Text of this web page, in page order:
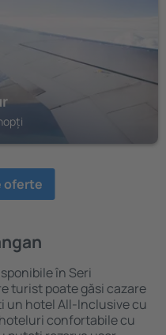
oferte
în Seri
turist poate găsi cazare
un hotel All-Inclusive cu
confortabile cu